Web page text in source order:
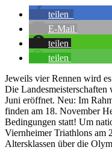
teilen
E-Mail
teilen
teilen
Jeweils vier Rennen wird
Die
Juni eröffnet. Neu: Im
finden am 18. November
Bedingungen statt! Um
Viernheimer Triathlons am
Altersklassen über die